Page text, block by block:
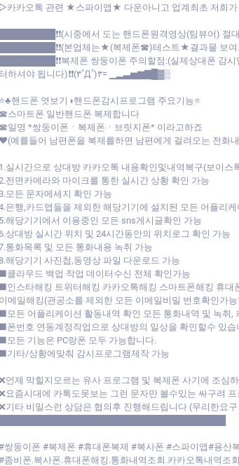
▷카카오톡 관련 ★스파이앱★ 다운아니고 업계최초 저희가
█████████❗❗(시중에서 도는 핸드폰원격영상(팀뷰어) 절
█████████❗❗(본업체는★(복제폰☎)테스트★결과물 보여
█████████❗❗복제폰 쌍둥이폰 주의할점:(실제상대폰 감
터하셔야 됩니다)❗❗(۳˚Д˚)۳= ▁▂▃▅▆▇█▓▒
⭐♣핸드폰 엿보기◑핸드폰감시프로그램 주요기능⭐
☎스마트폰 일반핸드폰 복제합니다
☎일명 *쌍둥이폰ㆍ복제폰ㆍ브릿지폰* 이라고하죠
♥(예를들어 남편폰을 복제를하면 남편에게 걸려오는 전화
1.실시간으로 상대방 카카오톡 내용확인및내역복구(보이스
전면카메라와 마이크를 통한 실시간 상황 확인 가능
3.모든 문자메세지 확인 가능
은행,카드앱들을 제외한 해당기기에 설치된 모든 어플리
5.해당기기에서 이용중인 모든 sns게시글확인 가능
6.상대방 실시간 위치 및 24시간동안의 위치로그 확인 가능
통화목록 및 모든 통화내용 녹취 가능
해당기기 사진첩,동영상 파일 다운로드 가능
■클라우드 백업 작업 데이터수신 전체 확인가능
■인스타해킹 트위터해킹 카카오톡해킹 스마트폰해킹 휴대
이메일해킹(관공소를 제외한 모든 이메일비밀 번호확인가
■모든 어플리케이션 활동내역 확인 모든 통화내역 및 녹취,
■폰번호 연동계정작업으로 상대방의 일상을 확인할수 있습
■모든 기능은 PC랑폰 모두 가능합니다.
■기타/상황에맞춰 감시프로그램제작 가능
언제 막힐지모르는 유사 프로그램 및 복제폰 사기에 조심
요즘시대에 카톡도못보는 그런 문자만 볼수있는 싸구려
기타 비밀스런 상담은 협의후 진행해드립니다 (무리한요
쌍둥이폰 #복제폰 #휴대폰복제 #복사폰 #스파이앱#용산
좀비폰.복사폰.휴대폰해킹.통화내역조회.카카오톡내역조